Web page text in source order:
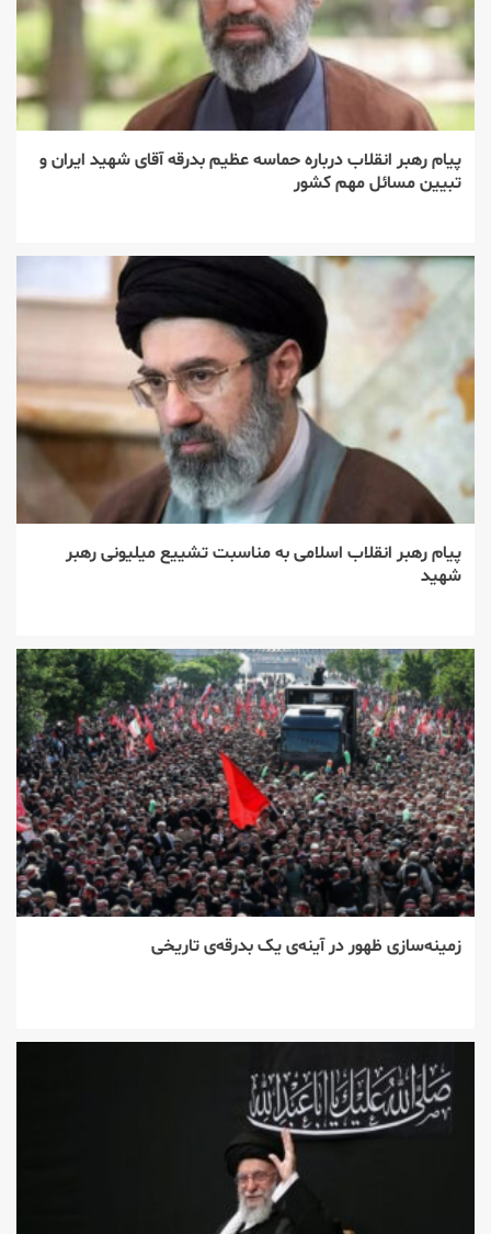
پیام رهبر انقلاب درباره حماسه عظیم بدرقه آقای شهید ایران و
تبیین مسائل مهم کشور
پیام رهبر انقلاب اسلامی به مناسبت تشییع میلیونی رهبر
شهید
زمینه‌سازی ظهور در آینه‌ی یک بدرقه‌ی تاریخی